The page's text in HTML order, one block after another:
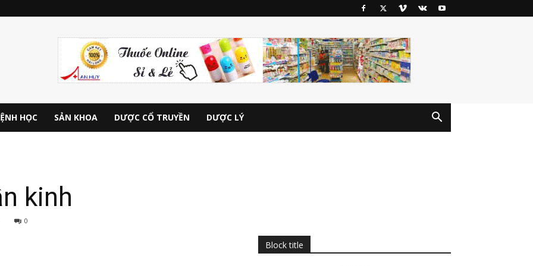
HỌC SẢN KHOA DƯỢC CỔ TRUYỀN DƯỢC LÝ
kinh
0
Block title